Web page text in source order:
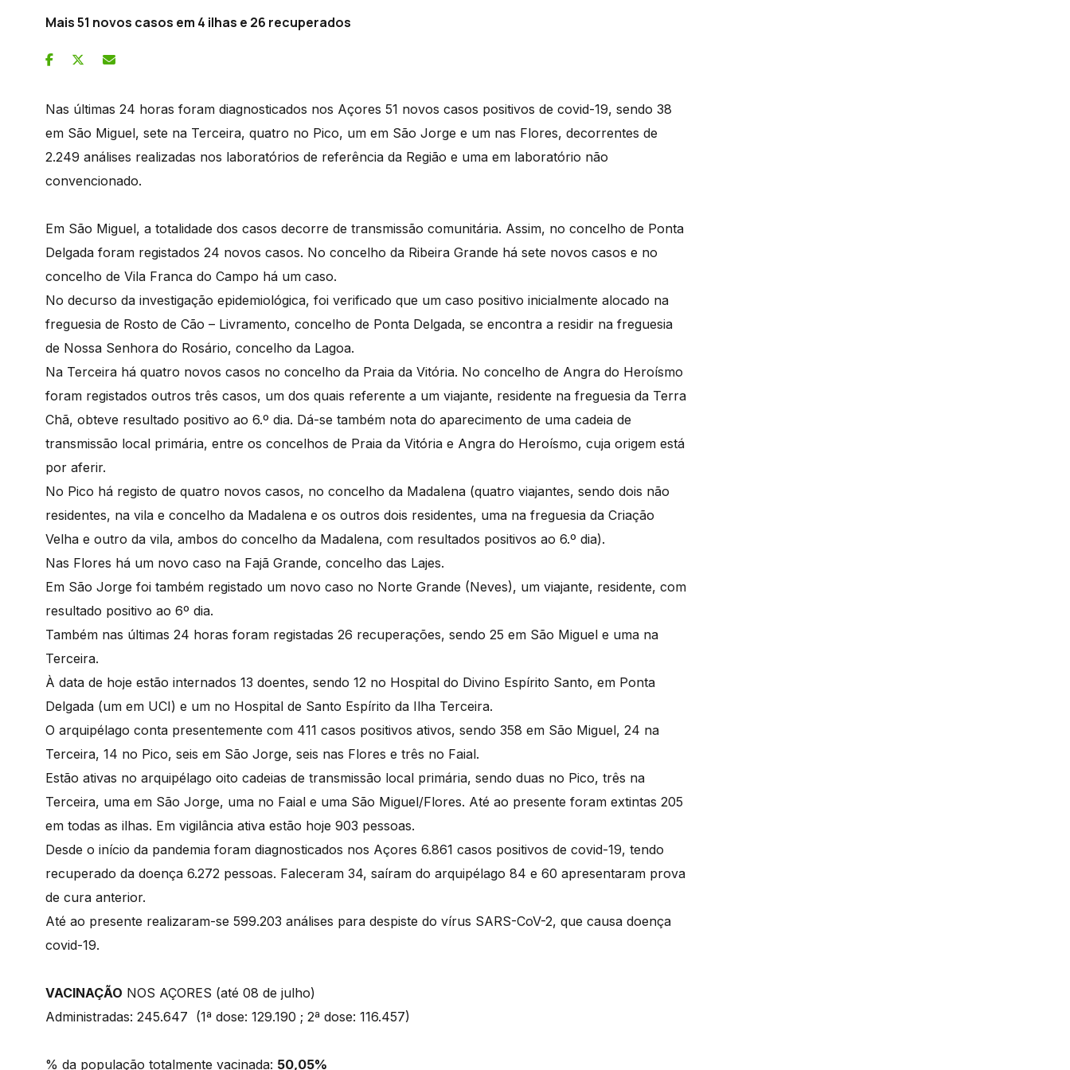
Mais 51 novos casos em 4 ilhas e 26 recuperados
Nas últimas 24 horas foram diagnosticados nos Açores 51 novos casos positivos de covid-19, sendo 38
em São Miguel, sete na Terceira, quatro no Pico, um em São Jorge e um nas Flores, decorrentes de
2.249 análises realizadas nos laboratórios de referência da Região e uma em laboratório não
convencionado.
Em São Miguel, a totalidade dos casos decorre de transmissão comunitária. Assim, no concelho de Ponta
Delgada foram registados 24 novos casos. No concelho da Ribeira Grande há sete novos casos e no
concelho de Vila Franca do Campo há um caso.
No decurso da investigação epidemiológica, foi verificado que um caso positivo inicialmente alocado na
freguesia de Rosto de Cão – Livramento, concelho de Ponta Delgada, se encontra a residir na freguesia
de Nossa Senhora do Rosário, concelho da Lagoa.
Na Terceira há quatro novos casos no concelho da Praia da Vitória. No concelho de Angra do Heroísmo
foram registados outros três casos, um dos quais referente a um viajante, residente na freguesia da Terra
Chã, obteve resultado positivo ao 6.º dia. Dá-se também nota do aparecimento de uma cadeia de
transmissão local primária, entre os concelhos de Praia da Vitória e Angra do Heroísmo, cuja origem está
por aferir.
No Pico há registo de quatro novos casos, no concelho da Madalena (quatro viajantes, sendo dois não
residentes, na vila e concelho da Madalena e os outros dois residentes, uma na freguesia da Criação
Velha e outro da vila, ambos do concelho da Madalena, com resultados positivos ao 6.º dia).
Nas Flores há um novo caso na Fajã Grande, concelho das Lajes.
Em São Jorge foi também registado um novo caso no Norte Grande (Neves), um viajante, residente, com
resultado positivo ao 6º dia.
Também nas últimas 24 horas foram registadas 26 recuperações, sendo 25 em São Miguel e uma na
Terceira.
À data de hoje estão internados 13 doentes, sendo 12 no Hospital do Divino Espírito Santo, em Ponta
Delgada (um em UCI) e um no Hospital de Santo Espírito da Ilha Terceira.
O arquipélago conta presentemente com 411 casos positivos ativos, sendo 358 em São Miguel, 24 na
Terceira, 14 no Pico, seis em São Jorge, seis nas Flores e três no Faial.
Estão ativas no arquipélago oito cadeias de transmissão local primária, sendo duas no Pico, três na
Terceira, uma em São Jorge, uma no Faial e uma São Miguel/Flores. Até ao presente foram extintas 205
em todas as ilhas. Em vigilância ativa estão hoje 903 pessoas.
Desde o início da pandemia foram diagnosticados nos Açores 6.861 casos positivos de covid-19, tendo
recuperado da doença 6.272 pessoas. Faleceram 34, saíram do arquipélago 84 e 60 apresentaram prova
de cura anterior.
Até ao presente realizaram-se 599.203 análises para despiste do vírus SARS-CoV-2, que causa doença
covid-19.
VACINAÇÃO NOS AÇORES (até 08 de julho)
Administradas: 245.647 (1ª dose: 129.190 ; 2ª dose: 116.457)
% da população totalmente vacinada: 50,05%